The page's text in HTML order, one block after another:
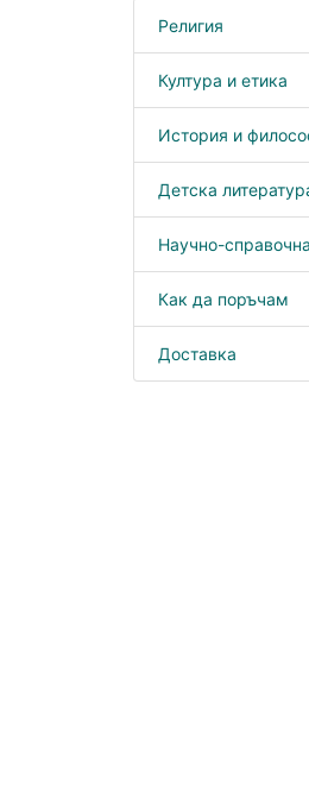
Религия
Култура и етика
История и
Детска
Научно-
Как да поръчам
Доставка